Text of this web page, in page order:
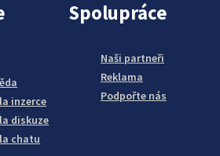
inzerce
diskuze
chatu
Spolupráce
Naši partneři
Reklama
Podpořte nás